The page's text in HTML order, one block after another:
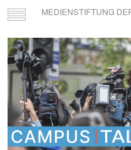
Toggle
navigation
MEDIENSTIFTUNG